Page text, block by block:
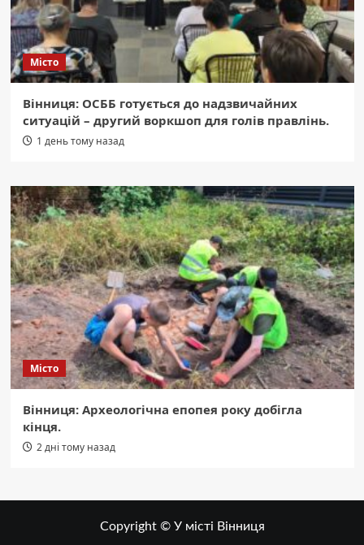
Місто
Вінниця: ОСББ готується до надзвичайних
ситуацій – другий воркшоп для голів правлінь.
1 день тому назад
Місто
Вінниця: Археологічна епопея року добігла
кінця.
2 дні тому назад
Copyright © У місті Вінниця